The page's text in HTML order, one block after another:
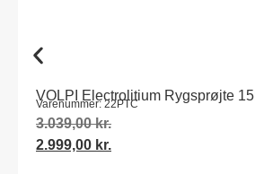
VOLPI Electrolitium Rygsprøjte
Varenummer: 22PTC
3.039,00kr.
2.999,00 kr.